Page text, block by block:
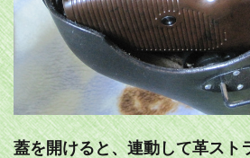
蓋を開けると、連動して革スト